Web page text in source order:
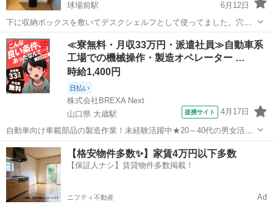
球場前駅
6月12日
下に収納ボックスを敷いてデスクシェルフとして使ってました。穴な
ど開けてません。 状態もかなり綺麗です。 【サイズ】
120cm×20cm×2.5cm
岡山 倉敷市 球場前駅 テーブル IKEA
≪寮無料・月収33万円・派遣社員≫自動車系
工場での機械操作・製造オペレーター …
時給1,400円
日払い
株式会社BREXA Next
山口県 大歳駅
提携サイト 4月17日
自動車向け車載部品の製造作業！未経験活躍中★20～40代の男女活躍
中！友達同士での応募OK！備品付きワンルーム寮費無料！赴任旅費会
社負担！生活支援物資事前対応可◎格安食堂利用可！年間休日135日
♪《山口県山口市》 人気の工...
山口 山口市 大歳駅 その他
【格安物件多数✨】家賃4万円以下多数
【保証人ナシ】賃貸物件多数掲載！
ニフティ不動産 Ad